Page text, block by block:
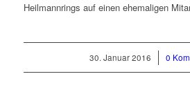
Heilmannrings auf einen ehemaligen
30. Januar 2016
/ 0